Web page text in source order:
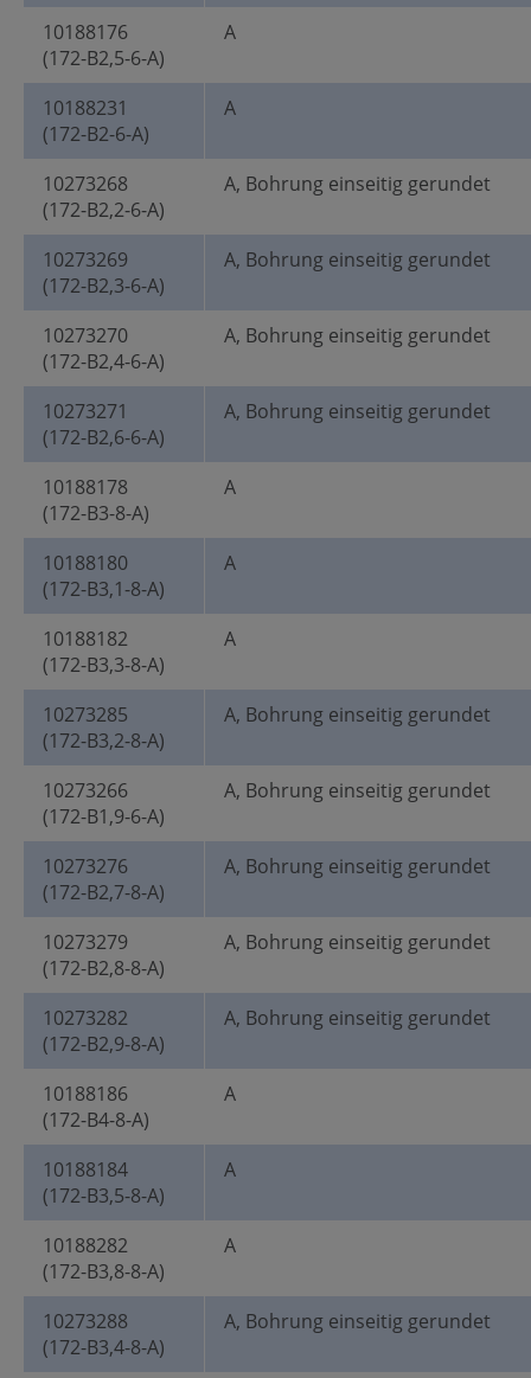
10188176
(172-B2,5-6-A)
A
10188231
(172-B2-6-A)
A
10273268
(172-B2,2-6-A)
A, Bohrung einseitig gerundet
10273269
(172-B2,3-6-A)
A, Bohrung einseitig gerundet
10273270
(172-B2,4-6-A)
A, Bohrung einseitig gerundet
10273271
(172-B2,6-6-A)
A, Bohrung einseitig gerundet
10188178
(172-B3-8-A)
A
10188180
(172-B3,1-8-A)
A
10188182
(172-B3,3-8-A)
A
10273285
(172-B3,2-8-A)
A, Bohrung einseitig gerundet
10273266
(172-B1,9-6-A)
A, Bohrung einseitig gerundet
10273276
(172-B2,7-8-A)
A, Bohrung einseitig gerundet
10273279
(172-B2,8-8-A)
A, Bohrung einseitig gerundet
10273282
(172-B2,9-8-A)
A, Bohrung einseitig gerundet
10188186
(172-B4-8-A)
A
10188184
(172-B3,5-8-A)
A
10188282
(172-B3,8-8-A)
A
10273288
(172-B3,4-8-A)
A, Bohrung einseitig gerundet